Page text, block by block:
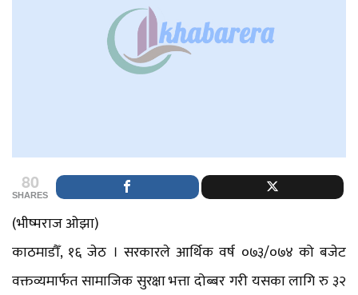
80
SHARES
(भीष्मराज ओझा)
काठमाडौँ, १६ जेठ । सरकारले आर्थिक वर्ष ०७३/०७४ को बजेट
वक्तव्यमार्फत सामाजिक सुरक्षा भत्ता दोब्बर गरी यसका लागि रु ३२